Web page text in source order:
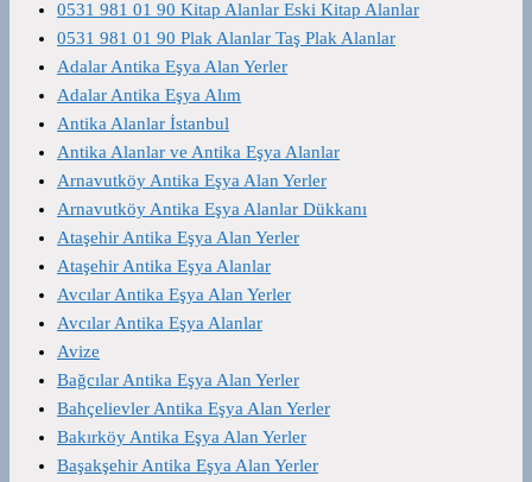
0531 981 01 90 Kitap Alanlar Eski Kitap Alanlar
0531 981 01 90 Plak Alanlar Taş Plak Alanlar
Adalar Antika Eşya Alan Yerler
Adalar Antika Eşya Alım
Antika Alanlar İstanbul
Antika Alanlar ve Antika Eşya Alanlar
Arnavutköy Antika Eşya Alan Yerler
Arnavutköy Antika Eşya Alanlar Dükkanı
Ataşehir Antika Eşya Alan Yerler
Ataşehir Antika Eşya Alanlar
Avcılar Antika Eşya Alan Yerler
Avcılar Antika Eşya Alanlar
Avize
Bağcılar Antika Eşya Alan Yerler
Bahçelievler Antika Eşya Alan Yerler
Bakırköy Antika Eşya Alan Yerler
Başakşehir Antika Eşya Alan Yerler